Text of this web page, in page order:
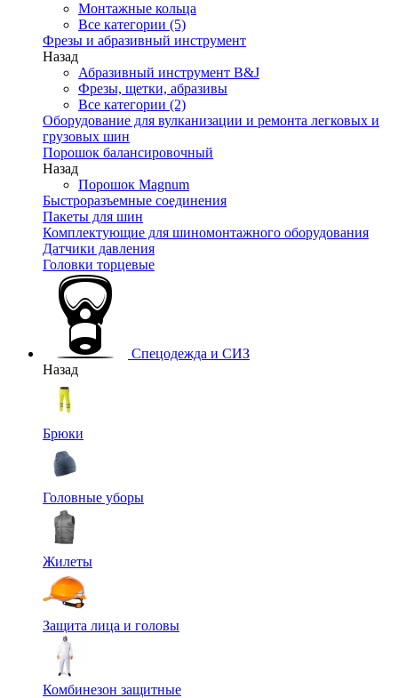
Монтажные кольца
Все категории (5)
Фрезы и абразивный инструмент
Назад
Абразивный инструмент B&J
Фрезы, щетки, абразивы
Все категории (2)
Оборудование для вулканизации и ремонта легковых и
грузовых шин
Порошок балансировочный
Назад
Порошок Magnum
Быстроразъемные соединения
Пакеты для шин
Комплектующие для шиномонтажного оборудования
Датчики давления
Головки торцевые
Спецодежда и СИЗ
Назад
Брюки
Головные уборы
Жилеты
Защита лица и головы
Комбинезон защитные